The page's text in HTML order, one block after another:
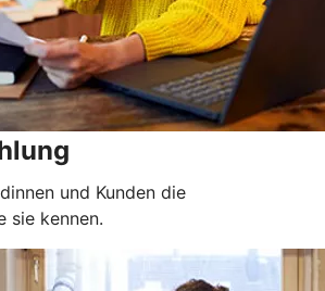
und Kunden die
sie kennen.